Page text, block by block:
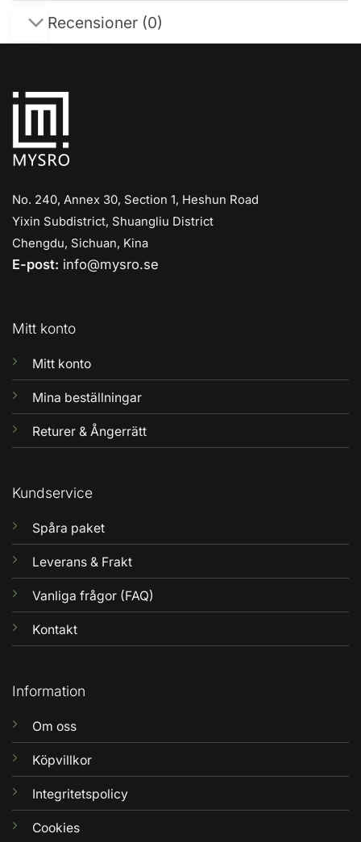
Recensioner (0)
No. 240, Annex 30, Section 1, Heshun Road
Yixin Subdistrict, Shuangliu District
Chengdu, Sichuan, Kina
E-post: info@mysro.se
Mitt konto
Mitt konto
Mina beställningar
Returer & Ångerrätt
Kundservice
Spåra paket
Leverans & Frakt
Vanliga frågor (FAQ)
Kontakt
Information
Om oss
Köpvillkor
Integritetspolicy
Cookies